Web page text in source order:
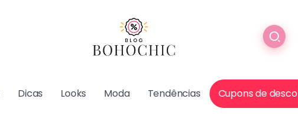
Dicas Looks Moda Tendências Cupons de